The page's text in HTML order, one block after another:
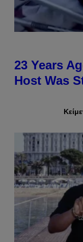
23 Years
Host Was